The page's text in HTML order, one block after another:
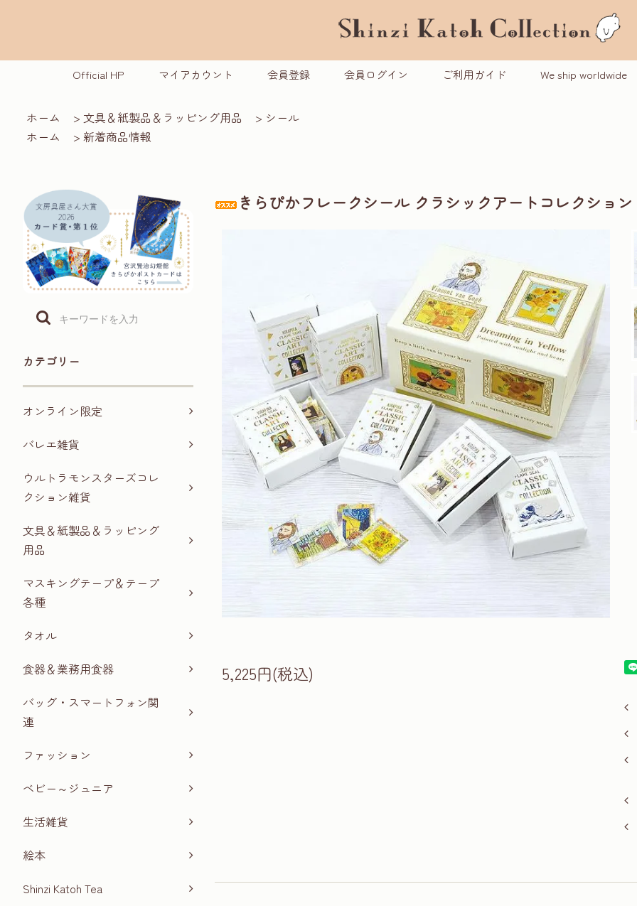
Official HP マイアカウント 会員登録 会員ログイン ご利用ガイド We ship worldwide
ホーム > 文具＆紙製品＆ラッピング用品 > シール
ホーム
> 新着商品情報
カテゴリー
オンライン限定
バレエ雑貨
ウルトラモンスターズコレ
クション雑貨
文具＆紙製品＆ラッピング
用品
マスキングテープ＆テープ
各種
タオル
食器＆業務用食器
バッグ・スマートフォン関
連
ファッション
ベビー～ジュニア
生活雑貨
絵本
Shinzi Katoh Tea
きらぴかフレークシール クラシックアートコレクショ
5,225円(税込)